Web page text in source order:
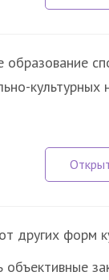
других форм
объективные